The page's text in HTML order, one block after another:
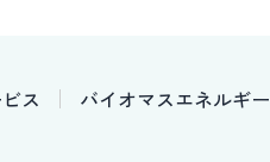
ス バイオマスエネルギー